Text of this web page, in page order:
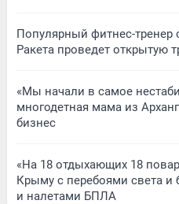
Популярный фитнес-
Ракета проведет открытую
«Мы начали в самое
многодетная мама из
бизнес
«На 18 отдыхающих 18
Крыму с перебоями света и
и налетами БПЛА